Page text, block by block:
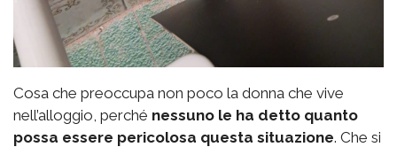
Cosa che preoccupa non poco la donna che vive
nell’alloggio, perché nessuno le ha detto quanto
possa essere pericolosa questa situazione. Che si